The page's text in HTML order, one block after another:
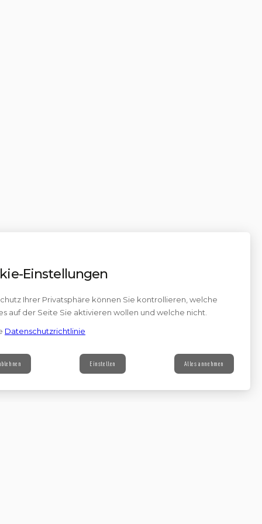
Contact
Einstellungen
Ihrer Privatsphäre können Sie kontrollieren, welche
auf der Seite Sie aktivieren wollen und welche nicht.
Datenschutzrichtlinie
Einstellen Alles annehmen